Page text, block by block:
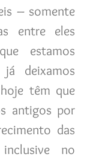
– somente
entre eles
estamos
deixamos
têm que
antigos por
das
no